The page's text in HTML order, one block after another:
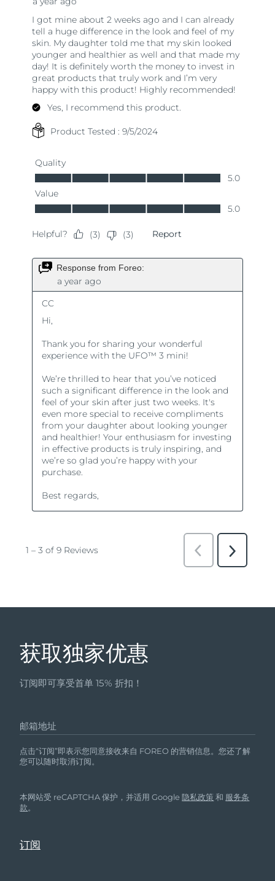
获取独家优惠
订阅即可享受首单 15% 折扣！
邮箱地址
点击“订阅”即表示您同意接收来自 FOREO 的营销信息。您还了解
您可以随时取消订阅。
本网站受 reCAPTCHA 保护，并适用 Google隐私政策 和 服务条
款。